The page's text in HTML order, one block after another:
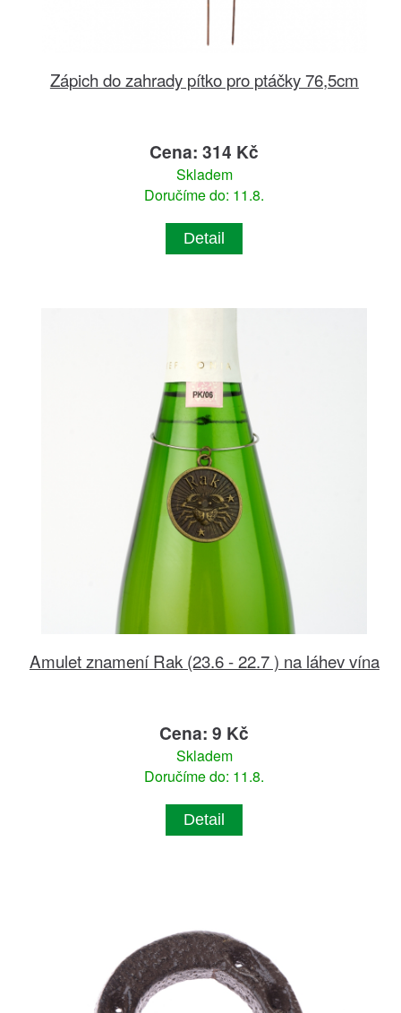
Zápich do zahrady pítko pro ptáčky 76,5cm
Cena: 314 Kč
Skladem
Doručíme do: 11.8.
Detail
Amulet znamení Rak (23.6 - 22.7 ) na láhev vína
Cena: 9 Kč
Skladem
Doručíme do: 11.8.
Detail